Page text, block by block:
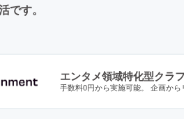
です。
エンタメ領域特化型クラ
手数料0円から実施可能。 企画か